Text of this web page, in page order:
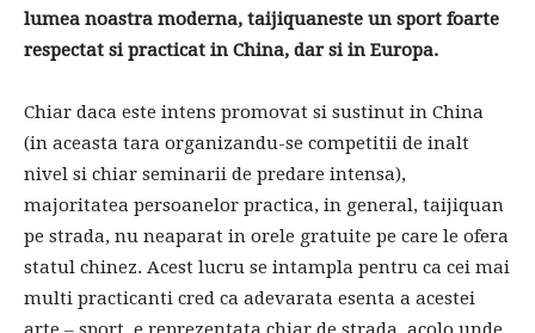
lumea noastra moderna, taijiquaneste un sport foarte
respectat si practicat in China, dar si in Europa.
Chiar daca este intens promovat si sustinut in China
(in aceasta tara organizandu-se competitii de inalt
nivel si chiar seminarii de predare intensa),
majoritatea persoanelor practica, in general, taijiquan
pe strada, nu neaparat in orele gratuite pe care le ofera
statul chinez. Acest lucru se intampla pentru ca cei mai
multi practicanti cred ca adevarata esenta a acestei